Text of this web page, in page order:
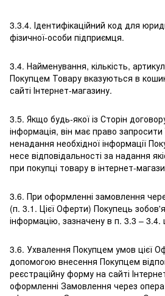
3.3.4. Ідентифікаційний код для
фізичної-особи підприємця.
3.4. Найменування, кількість,
Покупцем Товару вказуються в
сайті Інтернет-магазину.
3.5. Якщо будь-якої із Сторін
інформація, він має право запросити
ненадання необхідної інформації
несе відповідальності за надання
при покупці товару в інтернет-
3.6. При оформленні замовлення
(п. 3.1. Цієї Оферти) Покупець
інформацію, зазначену в п. 3.3 – 3.4.
3.6. Ухвалення Покупцем умов цієї
допомогою внесення Покупцем
реєстраційну форму на сайті
оформленні Замовлення через